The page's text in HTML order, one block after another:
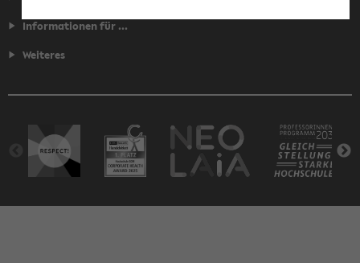
Informationen für ...
Weiteres